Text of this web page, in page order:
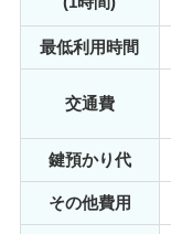
最低利用時間
交通費
鍵預かり代
その他費用